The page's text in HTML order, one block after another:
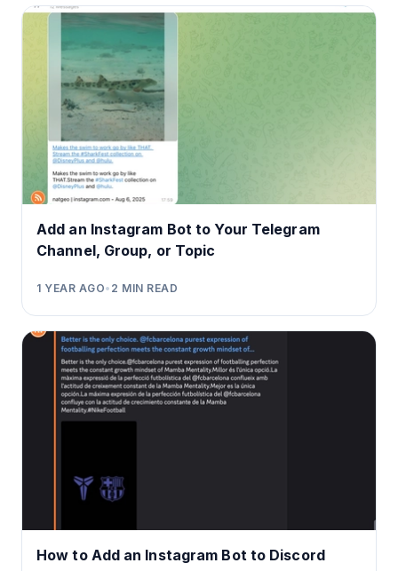
Add an Instagram Bot to Your Telegram
Channel, Group, or Topic
1 YEAR AGO• 2 MIN READ
How to Add an Instagram Bot to Discord